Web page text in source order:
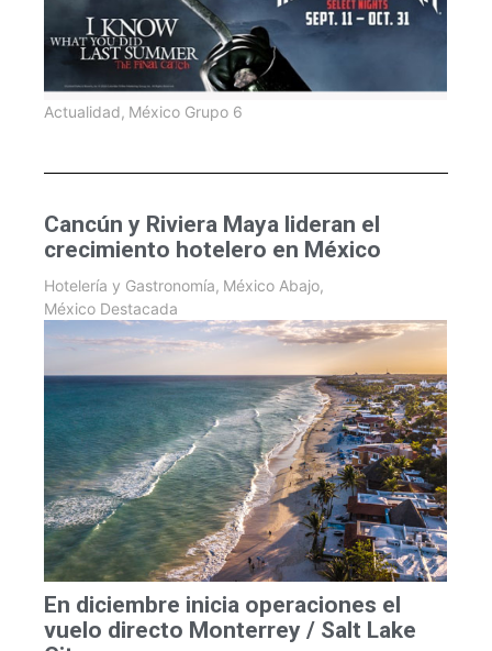
Actualidad, México Grupo 6
Cancún y Riviera Maya lideran el
crecimiento hotelero en México
Hotelería y Gastronomía, México Abajo,
México Destacada
En diciembre inicia operaciones el
vuelo directo Monterrey / Salt Lake